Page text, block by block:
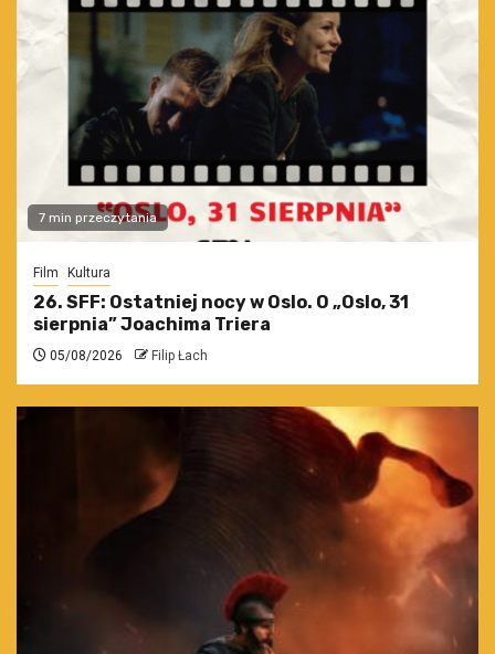
7 min przeczytania
Film Kultura
26. SFF: Ostatniej nocy w Oslo. O „Oslo, 31
sierpnia” Joachima Triera
05/08/2026 Filip Łach